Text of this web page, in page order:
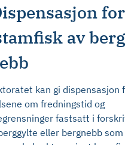
av
kan gi dispensasjon
om fredningstid og
fastsatt i
eller bergnebb